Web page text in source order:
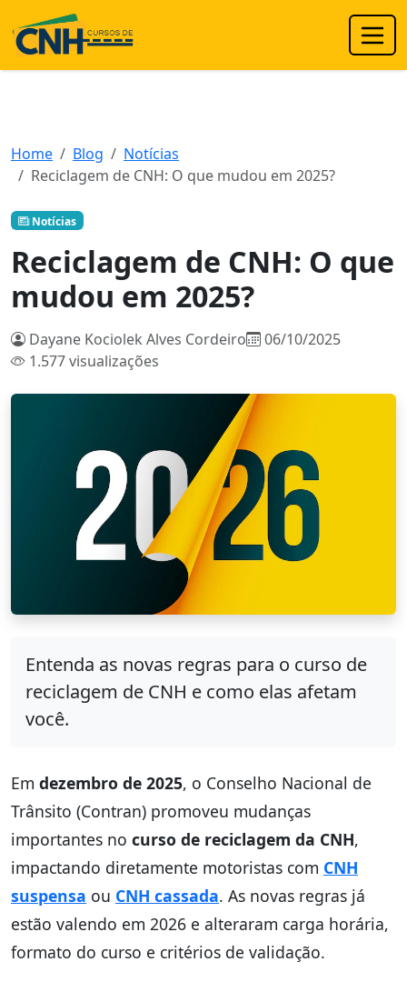
Home Blog
Notícias
Reciclagem de CNH: O que mudou em 2025?
Notícias
Reciclagem de CNH: O que
mudou em 2025?
Dayane Kociolek Alves Cordeiro
06/10/2025
1.577 visualizações
Entenda as novas regras para o curso de
reciclagem de CNH e como elas afetam
você.
Em dezembro de 2025, o Conselho Nacional de
Trânsito (Contran) promoveu mudanças
importantes no curso de reciclagem da CNH,
impactando diretamente motoristas com CNH
suspensa ou CNH cassada. As novas regras já
estão valendo em 2026 e alteraram carga horária,
formato do curso e critérios de validação.